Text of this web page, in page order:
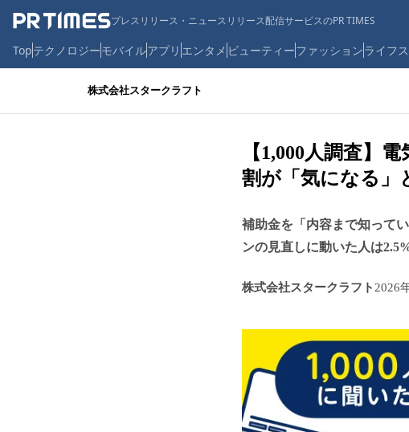
プレスリリース・ニュースリリース配信サービスのPR TIMES
Topテクノロジーモバイルアプリ エンタメ ビューティーファッションライフ
株式会社スタークラフト
【1,000人調査】
割が「気になる」
補助金を「内容まで知って
ンの見直しに動いた人は
株式会社スタークラフト 2026